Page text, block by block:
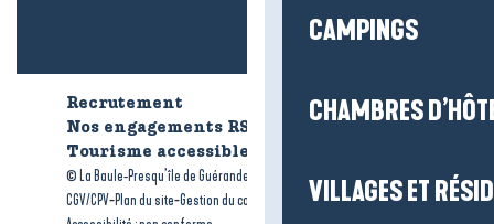
CAMPINGS
CHAMBRES
VILLAGES ET
Recrutement
Qui sommes-nous ?
Nos engagements RSE
Tourisme accessible
© La Baule-Presqu’île de Guérande tourisme Mentions légales-
CGV/CPV-Plan du site-Gestion du consentement -